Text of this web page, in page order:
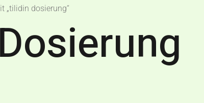
„tilidin dosierung“